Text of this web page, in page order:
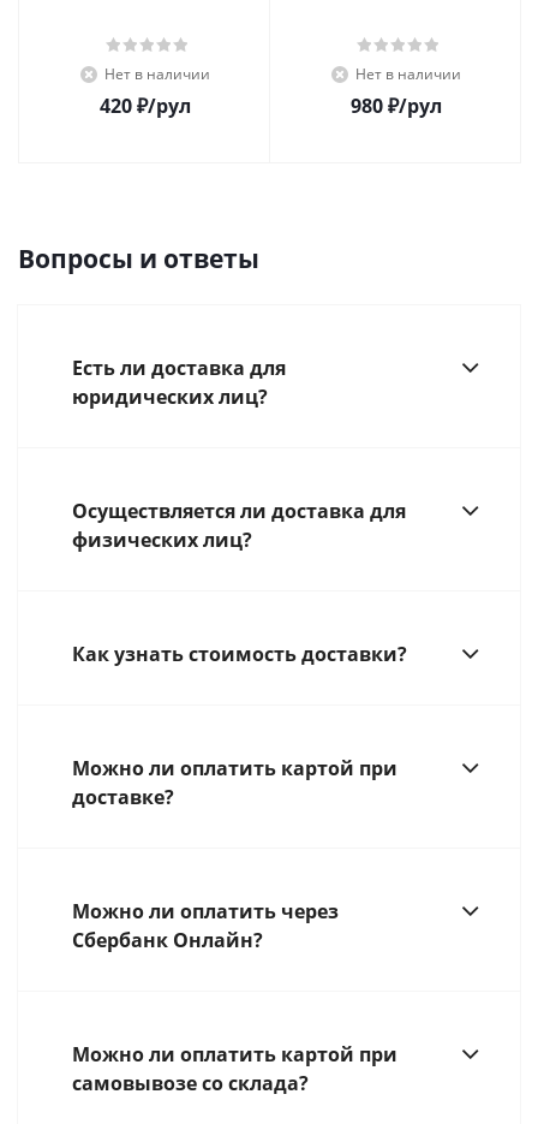
Нет в наличии
420₽/рул
Нет в наличии
980₽/рул
Вопросы и ответы
Есть ли доставка для
юридических лиц?
Осуществляется ли доставка для
физических лиц?
Как узнать стоимость доставки?
Можно ли оплатить картой при
доставке?
Можно ли оплатить через
Сбербанк Онлайн?
Можно ли оплатить картой при
самовывозе со склада?